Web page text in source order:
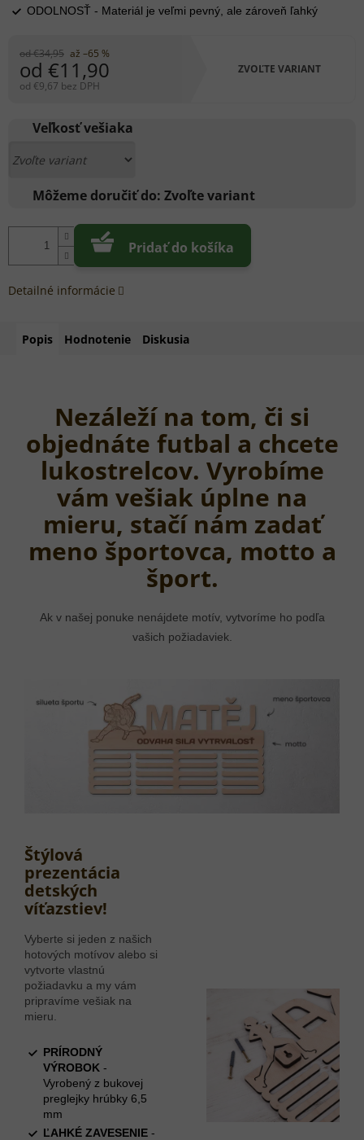
od €34,95 až –65 %
od €11,90
od €9,67 bez DPH
cena:
ZVOĽTE VARIANT
Veľkosť vešiaka
Môžeme doručiť do: Zvoľte variant
Pridať do košíka
ODOLNOSŤ - Materiál je veľmi pevný, ale zároveň ľahký
Detailné informácie
Popis Hodnotenie Diskusia
Nezáleží na tom, či si
objednáte futbal a chcete
lukostrelcov. Vyrobíme
vám vešiak úplne na
mieru, stačí nám zadať
meno športovca, motto a
šport.
Ak v našej ponuke nenájdete motív, vytvoríme ho podľa
vašich požiadaviek.
Štýlová
prezentácia
detských
víťazstiev!
Vyberte si jeden z našich
hotových motívov alebo si
vytvorte vlastnú
požiadavku a my vám
pripravíme vešiak na
mieru.
PRÍRODNÝ
VÝROBOK -
Vyrobený z bukovej
preglejky hrúbky 6,5
mm
ĽAHKÉ ZAVESENIE -